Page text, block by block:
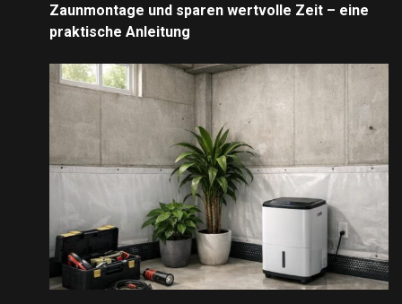
Zaunmontage und sparen wertvolle Zeit – eine
praktische Anleitung